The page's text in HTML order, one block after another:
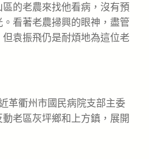
的老農來找他看病，沒有預
看著老農掃興的眼神，盡管
袁振飛仍是耐煩地為這位老
衢州市國民病院支部主委
老區灰坪鄉和上方鎮，展開